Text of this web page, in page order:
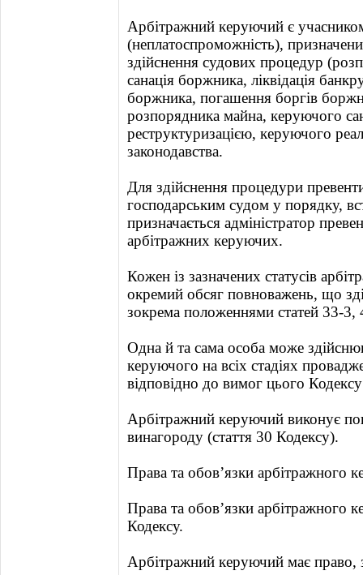
Арбітражний керуючий є
(неплатоспроможність),
здійснення судових процедур
санація боржника, ліквідація
боржника, погашення боргів
розпорядника майна, керуючого
реструктуризацією, керуючого
законодавства.
Для здійснення процедури
господарським судом у порядку,
призначається адміністратор
арбітражних керуючих.
Кожен із зазначених статусів
окремий обсяг повноважень, що
зокрема положеннями статей 33-3,
Одна й та сама особа може
керуючого на всіх стадіях
відповідно до вимог цього
Арбітражний керуючий виконує
винагороду (стаття 30 Кодексу).
Права та обов’язки арбітражного
Права та обов’язки арбітражного
Кодексу.
Арбітражний керуючий має право,